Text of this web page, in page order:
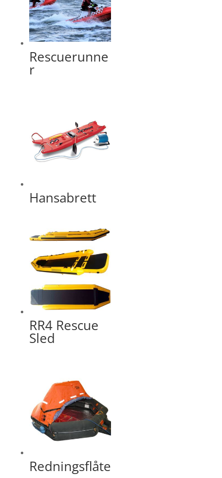
Rescuerunne
r
Hansabrett
RR4 Rescue
Sled
Redningsflåte